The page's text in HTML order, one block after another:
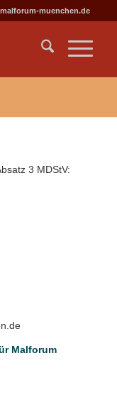
muenchen.de
3 MDStV:
Malforum